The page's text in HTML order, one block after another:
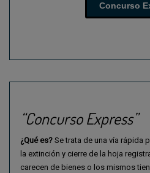
Concurso
“Concurso Express”
¿Qué es? Se trata de una vía rápida
la extinción y cierre de la hoja
carecen de bienes o los mismos